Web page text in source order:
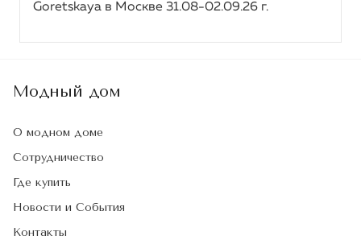
Goretskaya в Москве 31.08-02.09.26 г.
Модный дом
О модном доме
Сотрудничество
Где купить
Новости и События
Контакты